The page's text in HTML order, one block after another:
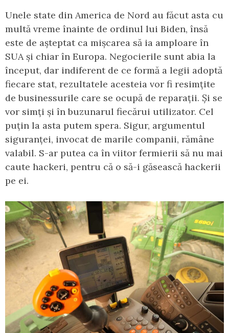
Unele state din America de Nord au făcut asta cu
multă vreme înainte de ordinul lui Biden, însă
este de așteptat ca mișcarea să ia amploare în
SUA și chiar în Europa. Negocierile sunt abia la
început, dar indiferent de ce formă a legii adoptă
fiecare stat, rezultatele acesteia vor fi resimțite
de businessurile care se ocupă de reparații. Și se
vor simți și în buzunarul fiecărui utilizator. Cel
puțin la asta putem spera. Sigur, argumentul
siguranței, invocat de marile companii, rămâne
valabil. S-ar putea ca în viitor fermierii să nu mai
caute hackeri, pentru că o să-i găsească hackerii
pe ei.